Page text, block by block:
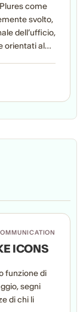
come
svolto,
dell’ufficio,
orientati al
lavoro
uno
e
al centro
ICONS
funzione di
segni
di chi li